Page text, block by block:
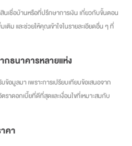
นเชื่อบ้านหรือที่ปรึกษาการเงิน เกี่ยวกับขั้นตอน
ติม และช่วยให้คุณเข้าใจในรายละเอียดอื่น ๆ ที่
กธนาคารหลายแห่ง
อมูลมา เพราะการเปรียบเทียบข้อเสนอจาก
าดอกเบี้ยที่ดีที่สุดและเงื่อนไขที่เหมาะสมกับ
คา